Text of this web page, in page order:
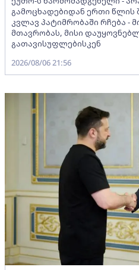
გამოცხადებიდან ერთი წლის
კვლავ პატიმრობაში რჩება -
მთავრობას, მისი
გათავისუფლებისკენ
2026/08/06 21:56